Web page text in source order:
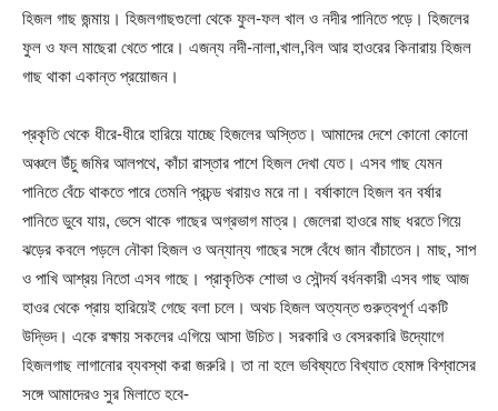
হিজল গাছ জন্মায়। হিজলগাছগুলো থেকে ফুল-ফল খাল ও নদীর পানিতে পড়ে। হিজলের
ফুল ও ফল মাছেরা খেতে পারে। এজন্য নদী-নালা,খাল,বিল আর হাওরের কিনারায় হিজল
গাছ থাকা একান্ত প্রয়োজন।
প্রকৃতি থেকে ধীরে-ধীরে হারিয়ে যাচ্ছে হিজলের অস্তিত। আমাদের দেশে কোনো কোনো
অঞ্চলে উঁচু জমির আলপথে, কাঁচা রাস্তার পাশে হিজল দেখা যেত। এসব গাছ যেমন
পানিতে বেঁচে থাকতে পারে তেমনি প্রচন্ড খরায়ও মরে না। বর্ষাকালে হিজল বন বর্ষার
পানিতে ডুবে যায়, ভেসে থাকে গাছের অগ্রভাগ মাত্র। জেলেরা হাওরে মাছ ধরতে গিয়ে
ঝড়ের কবলে পড়লে নৌকা হিজল ও অন্যান্য গাছের সঙ্গে বেঁধে জান বাঁচাতেন। মাছ, সাপ
ও পাখি আশ্রয় নিতো এসব গাছে। প্রাকৃতিক শোভা ও সৌন্দর্য বর্ধনকারী এসব গাছ আজ
হাওর থেকে প্রায় হারিয়েই গেছে বলা চলে। অথচ হিজল অত্যন্ত গুরুত্বপূর্ণ একটি
উদ্ভিদ। একে রক্ষায় সকলের এগিয়ে আসা উচিত। সরকারি ও বেসরকারি উদ্যোগে
হিজলগাছ লাগানোর ব্যবস্থা করা জরুরি। তা না হলে ভবিষ্যতে বিখ্যাত হেমাঙ্গ বিশ্বাসের
সঙ্গে আমাদেরও সুর মিলাতে হবে-